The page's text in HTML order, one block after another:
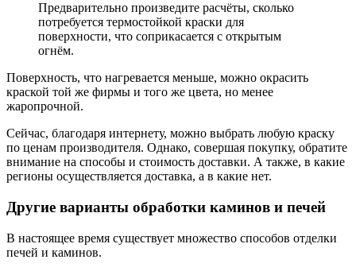
Предварительно произведите расчёты, сколько
потребуется термостойкой краски для
поверхности, что соприкасается с открытым
огнём.
Поверхность, что нагревается меньше, можно окрасить
краской той же фирмы и того же цвета, но менее
жаропрочной.
Сейчас, благодаря интернету, можно выбрать любую краску
по ценам производителя. Однако, совершая покупку, обратите
внимание на способы и стоимость доставки. А также, в какие
регионы осуществляется доставка, а в какие нет.
Другие варианты обработки каминов и печей
В настоящее время существует множество способов отделки
печей и каминов.